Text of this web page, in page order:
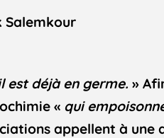
Salemkour
est déjà en germe. »
« qui
appellent à